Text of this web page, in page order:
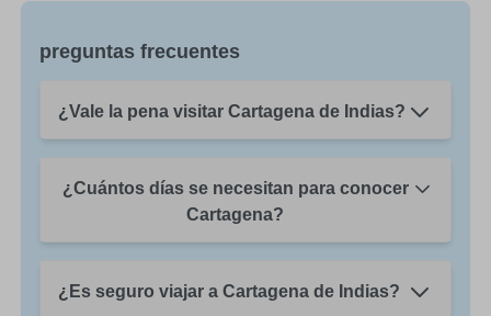
preguntas frecuentes
¿Vale la pena visitar Cartagena de Indias?
¿Cuántos días se necesitan para conocer
Cartagena?
¿Es seguro viajar a Cartagena de Indias?